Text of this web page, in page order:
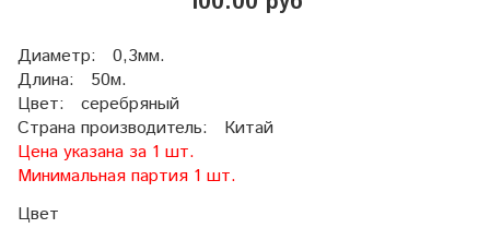
Диаметр: 0,3мм.
Длина: 50м.
Цвет: серебряный
Страна производитель: Китай
Цена указана за 1 шт.
Минимальная партия 1 шт.
Цвет